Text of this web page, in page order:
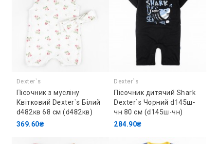
Dexter`s
Пісочник з мусліну
Квітковий Dexter`s Білий
d482кв 68 см (d482кв)
369.60₴
Dexter`s
Пісочник дитячий Shark
Dexter`s Чорний d145ш-
чн 80 см (d145ш-чн)
284.90₴